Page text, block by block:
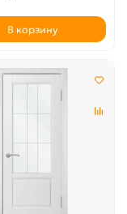
В корзину